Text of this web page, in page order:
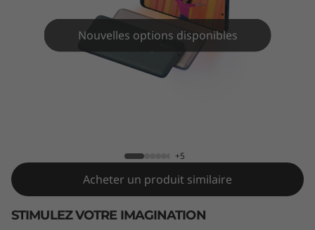
Nouvelles options disponibles
+5
Acheter un produit similaire
STIMULEZ VOTRE IMAGINATION